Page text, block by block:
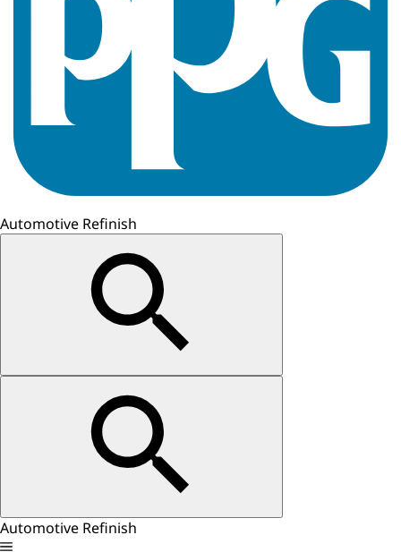
Automotive Refinish
Automotive Refinish